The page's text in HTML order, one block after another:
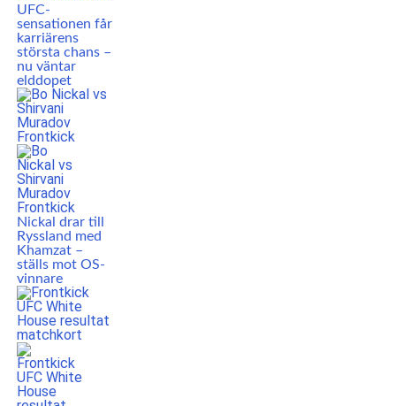
UFC-
sensationen får
karriärens
största chans –
nu väntar
elddopet
Nickal drar till
Ryssland med
Khamzat –
ställs mot OS-
vinnare